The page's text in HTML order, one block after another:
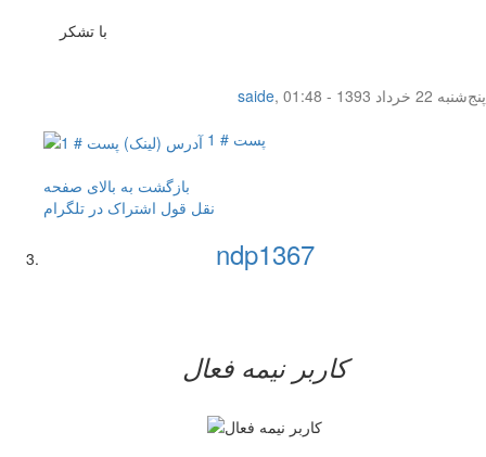
با تشکر
saide,
پنج‌شنبه 22 خرداد 1393 - 01:48
پست # 1
بازگشت به بالای صفحه
نقل قول اشتراک در تلگرام
ndp1367
کاربر نيمه فعال